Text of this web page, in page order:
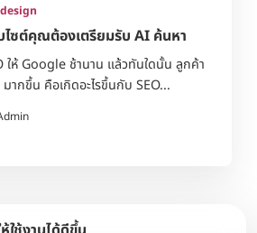
บไซต์คุณต้องเตรียมรับ AI ค้นหา
ให้ Google ช้านาน แล้วทันใดนั้น ลูกค้า
ากขึ้น คือเกิดอะไรขึ้นกับ SEO...